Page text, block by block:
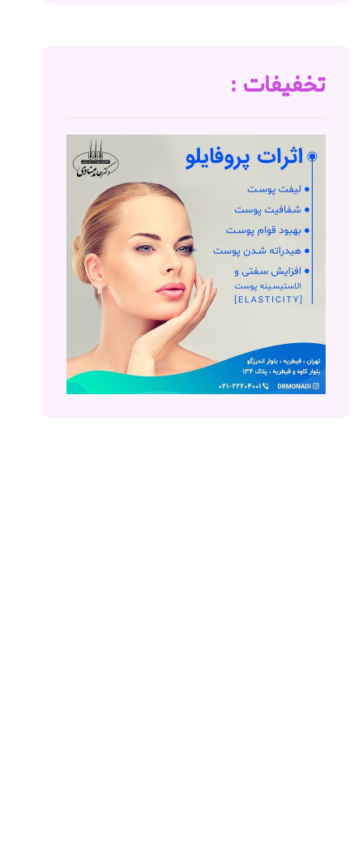
تخفیفات :